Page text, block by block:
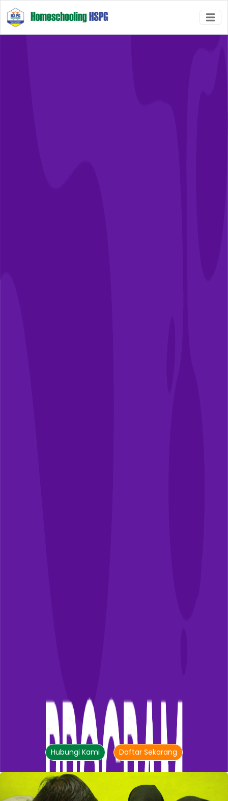
Hubungi Kami Daftar Sekarang